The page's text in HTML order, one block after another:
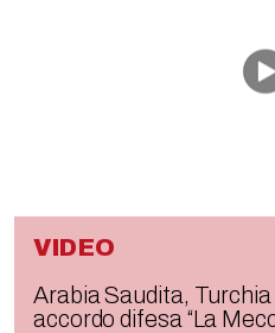
VIDEO
Arabia Saudita,
accordo difesa “La